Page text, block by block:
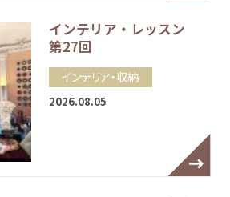
インテリア・レッスン
第27回
インテリア・収納
2026.08.05